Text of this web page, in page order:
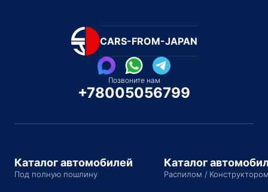
CARS-FROM-JAPAN
Позвоните нам
+78005056799
Каталог автомобилей
Под полную пошлину
Каталог
Распилом /